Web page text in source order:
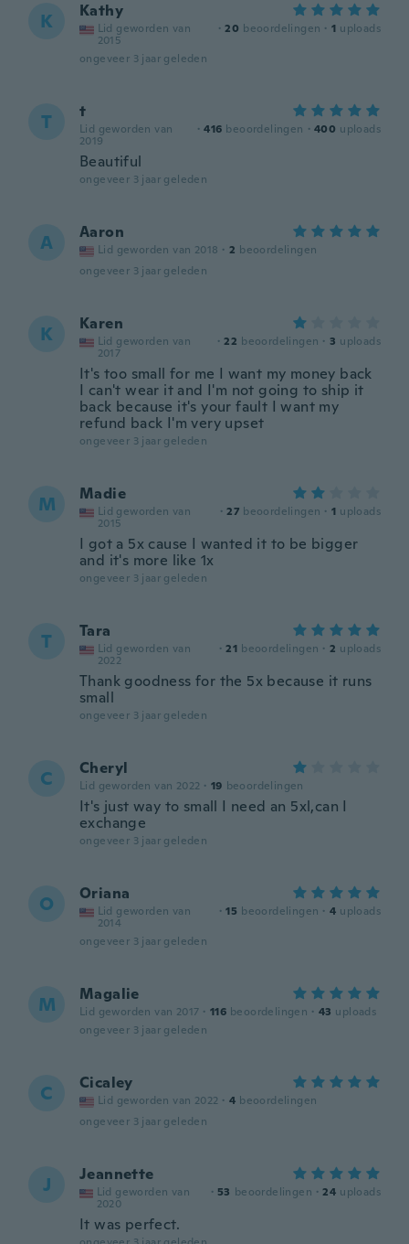
K Kathy
Lid geworden van
2015
· 20 beoordelingen · 1 uploads
ongeveer 3 jaar geleden
T t
Lid geworden van
2019
· 416 beoordelingen · 400 uploads
Beautiful
ongeveer 3 jaar geleden
A Aaron
Lid geworden van 2018 · 2 beoordelingen
ongeveer 3 jaar geleden
K Karen
Lid geworden van
2017
· 22 beoordelingen · 3 uploads
It's too small for me I want my money back
I can't wear it and I'm not going to ship it
back because it's your fault I want my
refund back I'm very upset
ongeveer 3 jaar geleden
M Madie
Lid geworden van
2015
· 27 beoordelingen · 1 uploads
I got a 5x cause I wanted it to be bigger
and it's more like 1x
ongeveer 3 jaar geleden
T Tara
Lid geworden van
2022
· 21 beoordelingen · 2 uploads
Thank goodness for the 5x because it runs
small
ongeveer 3 jaar geleden
C Cheryl
Lid geworden van 2022 · 19 beoordelingen
It's just way to small I need an 5xl,can I
exchange
ongeveer 3 jaar geleden
O Oriana
Lid geworden van
2014
· 15 beoordelingen · 4 uploads
ongeveer 3 jaar geleden
M Magalie
Lid geworden van 2017 · 116 beoordelingen · 43 uploads
ongeveer 3 jaar geleden
C Cicaley
Lid geworden van 2022 · 4 beoordelingen
ongeveer 3 jaar geleden
J Jeannette
Lid geworden van
2020
· 53 beoordelingen · 24 uploads
It was perfect.